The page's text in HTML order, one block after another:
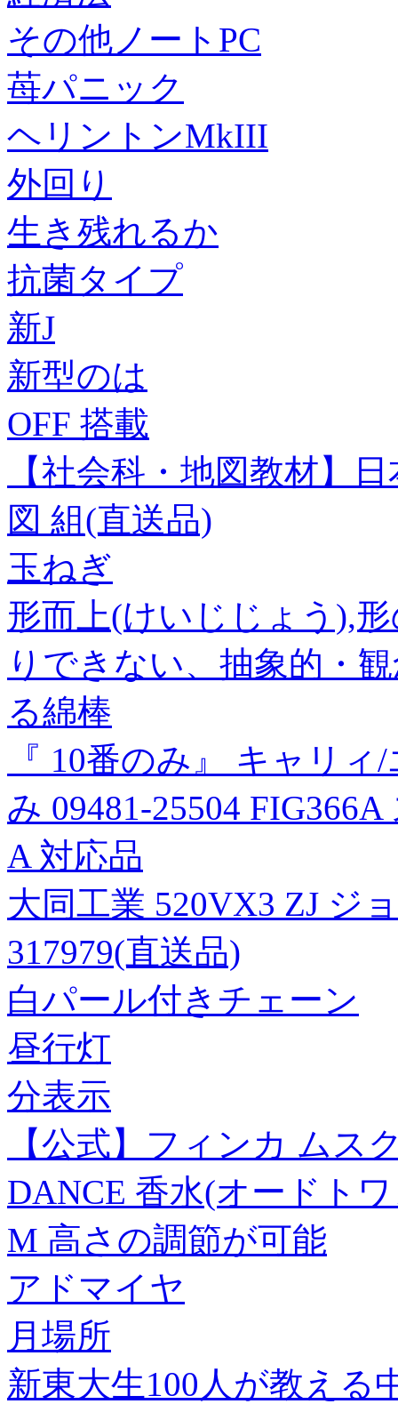
その他ノートPC
苺パニック
ヘリントンMkIII
外回り
生き残れるか
抗菌タイプ
新J
新型のは
OFF 搭載
【社会科・地図教材】
図 組(直送品)
玉ねぎ
形而上(けいじじょう),
りできない、抽象的・
る綿棒
『 10番のみ』 キャリ
み 09481-25504
A 対応品
大同工業 520VX3 ZJ ジ
317979(直送品)
白パール付きチェーン
昼行灯
分表示
【公式】フィンカ ムス
DANCE 香水(オードト
M 高さの調節が可能
アドマイヤ
月場所
新東大生100人が教える